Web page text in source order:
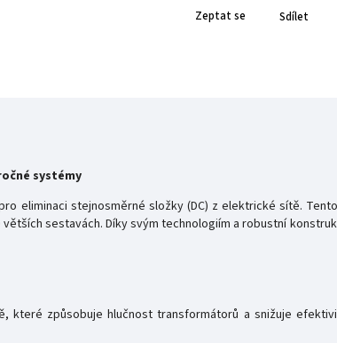
Zeptat se Sdílet
systémy
eliminaci stejnosměrné složky (DC) z elektrické sítě.
sestavách. Díky svým technologiím a robustní
způsobuje hlučnost transformátorů a snižuje